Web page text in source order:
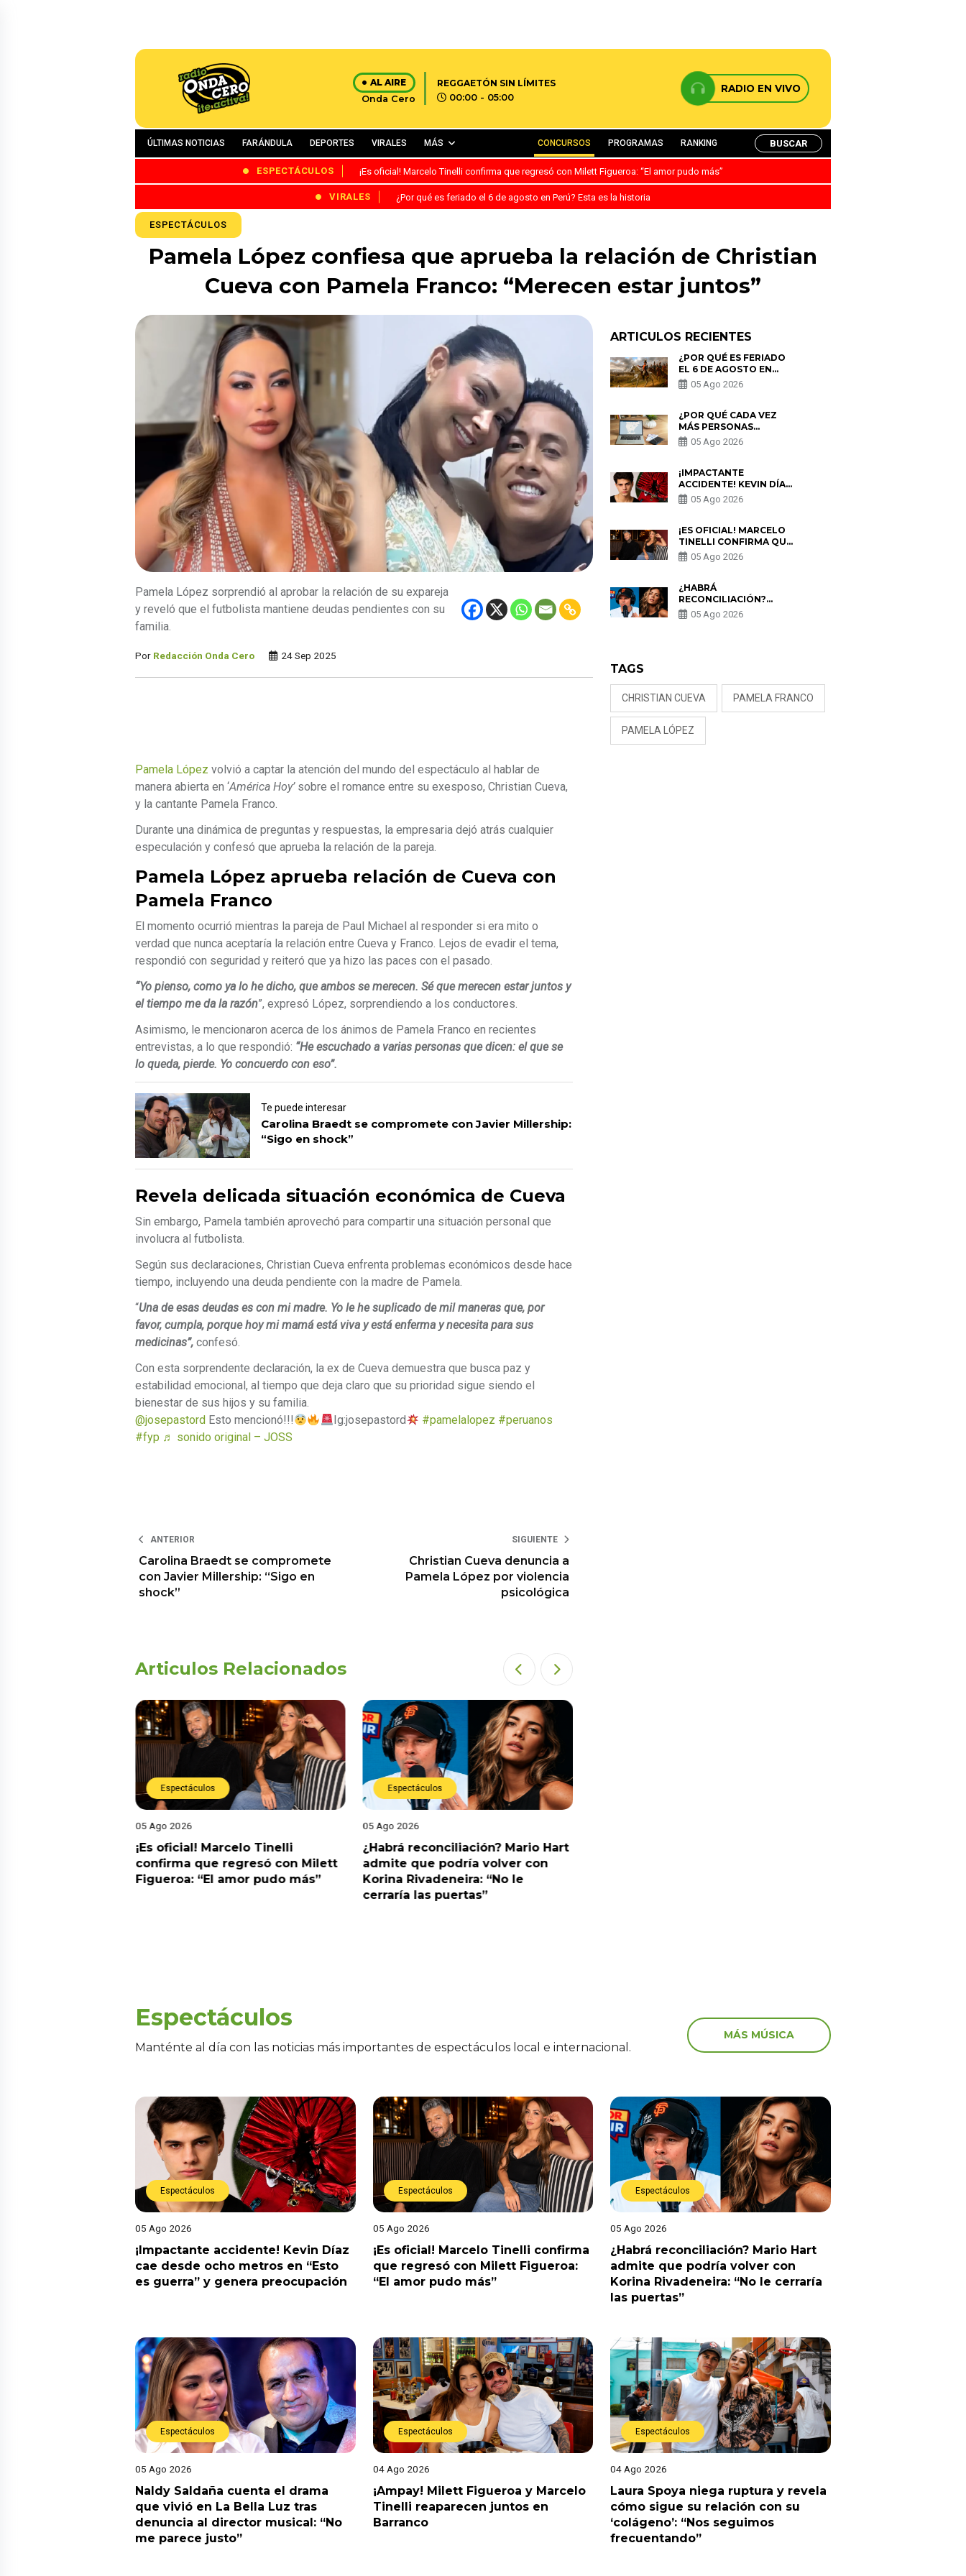
AL AIRE
Onda Cero
REGGAETÓN SIN LÍMITES
00:00 - 05:00
RADIO EN VIVO
ÚLTIMAS NOTICIAS FARÁNDULA DEPORTES VIRALES MÁS CONCURSOS PROGRAMAS RANKING BUSCAR
ESPECTÁCULOS ¡Es oficial! Marcelo Tinelli confirma que regresó con Milett Figueroa: “El amor pudo más”
VIRALES ¿Por qué es feriado el 6 de agosto en Perú? Esta es la historia
ESPECTÁCULOS
Pamela López confiesa que aprueba la relación de Christian
Cueva con Pamela Franco: “Merecen estar juntos”
Pamela López sorprendió al aprobar la relación de su expareja
y reveló que el futbolista mantiene deudas pendientes con su
familia.
Por Redacción Onda Cero 24 Sep 2025
Pamela López volvió a captar la atención del mundo del espectáculo al hablar de
manera abierta en ‘América Hoy’sobre el romance entre su exesposo, Christian Cueva,
y la cantante Pamela Franco.
Durante una dinámica de preguntas y respuestas, la empresaria dejó atrás cualquier
especulación y confesó que aprueba la relación de la pareja.
Pamela López aprueba relación de Cueva con
Pamela Franco
El momento ocurrió mientras la pareja de Paul Michael al responder si era mito o
verdad que nunca aceptaría la relación entre Cueva y Franco. Lejos de evadir el tema,
respondió con seguridad y reiteró que ya hizo las paces con el pasado.
“Yo pienso, como ya lo he dicho, que ambos se merecen. Sé que merecen estar juntos y
el tiempo me da la razón”, expresó López, sorprendiendo a los conductores.
Asimismo, le mencionaron acerca de los ánimos de Pamela Franco en recientes
entrevistas, a lo que respondió: “He escuchado a varias personas que dicen: el que se
lo queda, pierde. Yo concuerdo con eso”.
Te puede interesar
Carolina Braedt se compromete con Javier Millership:
“Sigo en shock”
Revela delicada situación económica de Cueva
Sin embargo, Pamela también aprovechó para compartir una situación personal que
involucra al futbolista.
Según sus declaraciones, Christian Cueva enfrenta problemas económicos desde hace
tiempo, incluyendo una deuda pendiente con la madre de Pamela.
“Una de esas deudas es con mi madre. Yo le he suplicado de mil maneras que, por
favor, cumpla, porque hoy mi mamá está viva y está enferma y necesita para sus
medicinas”, confesó.
Con esta sorprendente declaración, la ex de Cueva demuestra que busca paz y
estabilidad emocional, al tiempo que deja claro que su prioridad sigue siendo el
bienestar de sus hijos y su familia.
@josepastord Esto mencionó!!! Ig:josepastord #pamelalopez #peruanos
#fyp ♬ sonido original – JOSS
ANTERIOR
Carolina Braedt se compromete
con Javier Millership: “Sigo en
shock”
SIGUIENTE
Christian Cueva denuncia a
Pamela López por violencia
psicológica
Articulos Relacionados
Espectáculos
05 Ago 2026
¡Es oficial! Marcelo Tinelli
confirma que regresó con Milett
Figueroa: “El amor pudo más”
Espectáculos
05 Ago 2026
¿Habrá reconciliación? Mario Hart
admite que podría volver con
Korina Rivadeneira: “No le
cerraría las puertas”
ARTICULOS RECIENTES
¿POR QUÉ ES FERIADO
EL 6 DE AGOSTO EN
PERÚ? ESTA ES LA
HISTORIA
05 Ago 2026
¿POR QUÉ CADA VEZ
MÁS PERSONAS
UTILIZAN UNA VPN
PARA PROTEGER SU
05 Ago 2026
¡IMPACTANTE
ACCIDENTE! KEVIN DÍAZ
CAE DESDE OCHO
METROS EN “ESTO ES
PREOCUPACIÓN
05 Ago 2026
¡ES OFICIAL! MARCELO
TINELLI CONFIRMA QUE
REGRESÓ CON MILETT
FIGUEROA: “EL AMOR
05 Ago 2026
¿HABRÁ
RECONCILIACIÓN?
MARIO HART ADMITE
QUE PODRÍA VOLVER
05 Ago 2026
TAGS
CHRISTIAN CUEVA PAMELA FRANCO
PAMELA LÓPEZ
Espectáculos
Manténte al día con las noticias más importantes de espectáculos local e internacional.
MÁS MÚSICA
Espectáculos
05 Ago 2026
¡Impactante accidente! Kevin Díaz
cae desde ocho metros en “Esto
es guerra” y genera preocupación
Espectáculos
05 Ago 2026
¡Es oficial! Marcelo Tinelli confirma
que regresó con Milett Figueroa:
“El amor pudo más”
Espectáculos
05 Ago 2026
¿Habrá reconciliación? Mario Hart
admite que podría volver con
Korina Rivadeneira: “No le cerraría
las puertas”
Espectáculos
05 Ago 2026
Naldy Saldaña cuenta el drama
que vivió en La Bella Luz tras
denuncia al director musical: “No
me parece justo”
Espectáculos
04 Ago 2026
¡Ampay! Milett Figueroa y Marcelo
Tinelli reaparecen juntos en
Barranco
Espectáculos
04 Ago 2026
Laura Spoya niega ruptura y revela
cómo sigue su relación con su
‘colágeno’: “Nos seguimos
frecuentando”